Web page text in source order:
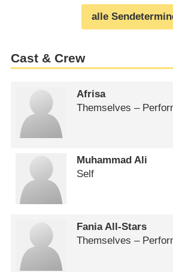
alle
Cast & Crew
Afrisa
Themselves –
Muhammad Ali
Self
Fania All-Stars
Themselves –